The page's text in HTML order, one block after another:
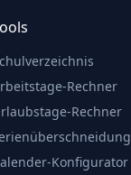
Rechner
Rechner
Konfigurator